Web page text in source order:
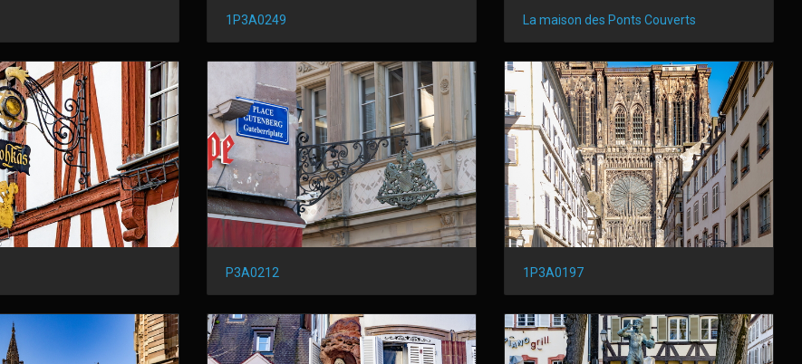
1P3A0249 La maison des Ponts Couverts
P3A0212 1P3A0197